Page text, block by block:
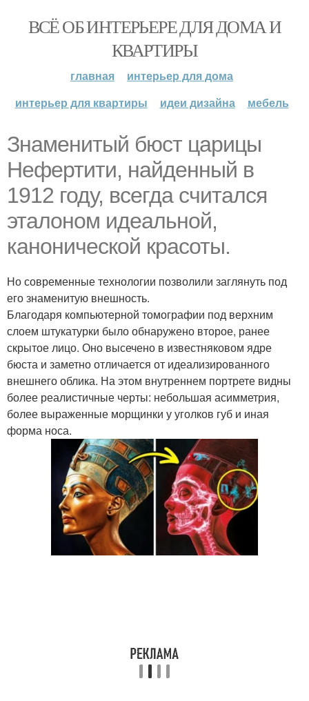
ВСЁ ОБ ИНТЕРЬЕРЕ ДЛЯ ДОМА И
КВАРТИРЫ
главная
интерьер для дома
интерьер для квартиры
идеи дизайна мебель
Знаменитый бюст царицы
Нефертити, найденный в
1912 году, всегда считался
эталоном идеальной,
канонической красоты.
Но современные технологии позволили заглянуть под
его знаменитую внешность.
Благодаря компьютерной томографии под верхним
слоем штукатурки было обнаружено второе, ранее
скрытое лицо. Оно высечено в известняковом ядре
бюста и заметно отличается от идеализированного
внешнего облика. На этом внутреннем портрете видны
более реалистичные черты: небольшая асимметрия,
более выраженные морщинки у уголков губ и иная
форма носа.